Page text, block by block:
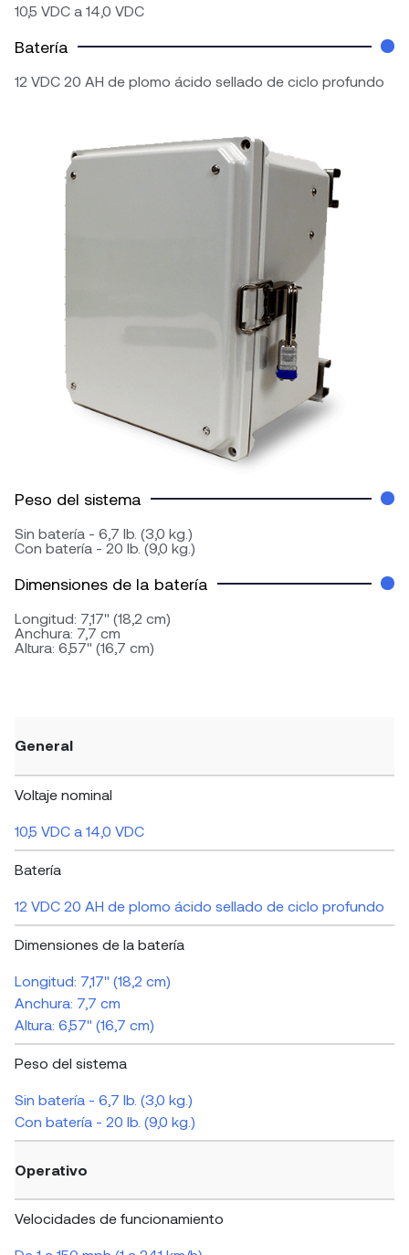
10,5 VDC a 14,0 VDC
Batería
12 VDC 20 AH de plomo ácido sellado de ciclo profundo
Peso del sistema
Sin batería - 6,7 lb. (3,0 kg.)
Con batería - 20 lb. (9,0 kg.)
Dimensiones de la batería
Longitud: 7,17" (18,2 cm)
Anchura: 7,7 cm
Altura: 6,57" (16,7 cm)
General
Voltaje nominal
10,5 VDC a 14,0 VDC
Batería
12 VDC 20 AH de plomo ácido sellado de ciclo profundo
Dimensiones de la batería
Longitud: 7,17" (18,2 cm)
Anchura: 7,7 cm
Altura: 6,57" (16,7 cm)
Peso del sistema
Sin batería - 6,7 lb. (3,0 kg.)
Con batería - 20 lb. (9,0 kg.)
Operativo
Velocidades de funcionamiento